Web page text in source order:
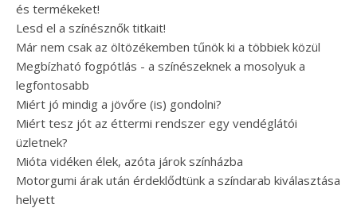
és termékeket!
Lesd el a színésznők titkait!
Már nem csak az öltözékemben tűnök ki a többiek közül
Megbízható fogpótlás - a színészeknek a mosolyuk a
legfontosabb
Miért jó mindig a jövőre (is) gondolni?
Miért tesz jót az éttermi rendszer egy vendéglátói
üzletnek?
Mióta vidéken élek, azóta járok színházba
Motorgumi árak után érdeklődtünk a színdarab kiválasztása
helyett